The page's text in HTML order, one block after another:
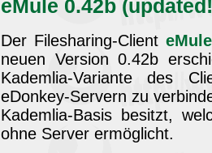
eMule 0.42b
Der Filesharing-ClienteMule
neuen Version 0.42b
Kademlia-Variante des
eDonkey-Servern zu
Kademlia-Basis besitzt,
ohne Server ermöglicht.